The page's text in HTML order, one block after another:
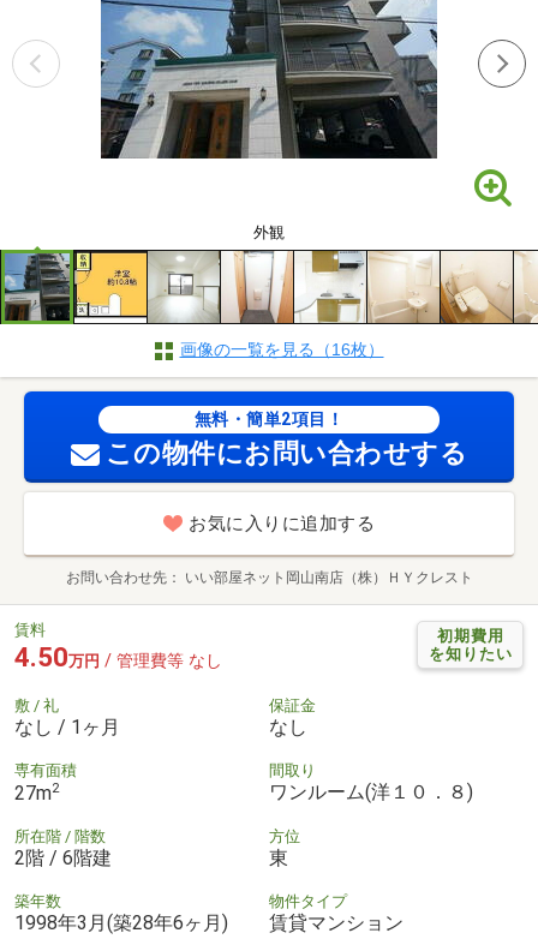
外観
画像の一覧を見る（16枚）
無料・簡単2項目！
この物件にお問い合わせする
お気に入りに追加する
お問い合わせ先 いい部屋ネット岡山南店（株）ＨＹクレスト
初期費用
を知りたい
賃料
4.50万円 / 管理費等 なし
敷 / 礼
なし / 1ヶ月
保証金
なし
専有面積
27m2
間取り
ワンルーム(洋１０．８)
所在階 / 階数
2階 / 6階建
方位
東
築年数
1998年3月(築28年6ヶ月)
物件タイプ
賃貸マンション